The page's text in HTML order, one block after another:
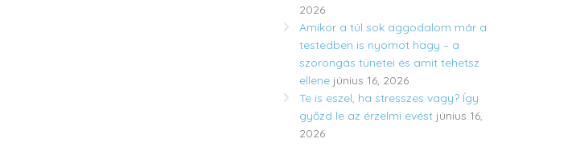
2026
Amikor a túl sok aggodalom már a
testedben is nyomot hagy – a
szorongás tünetei és amit tehetsz
ellene június 16, 2026
Te is eszel, ha stresszes vagy? Így
győzd le az érzelmi evést június 16,
2026